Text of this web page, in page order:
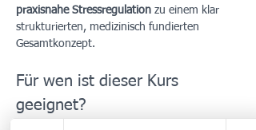
praxisnahe Stressregulation zu einem klar
strukturierten, medizinisch fundierten
Gesamtkonzept.
Für wen ist dieser Kurs
geeignet?